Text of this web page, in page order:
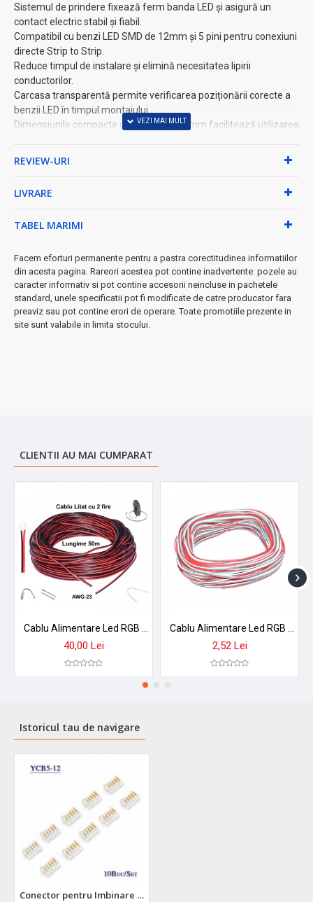
Sistemul de prindere fixează ferm banda LED și asigură un
contact electric stabil și fiabil.
Compatibil cu benzi LED SMD de 12mm și 5 pini pentru conexiuni
directe Strip to Strip.
Reduce timpul de instalare și elimină necesitatea lipirii
conductorilor.
Carcasa transparentă permite verificarea poziționării corecte a
benzii LED în timpul montajului.
Dimensiunile compacte de 14 × 10 × 5,2 mm facilitează utilizarea
Ideal pentru prelungirea benzilor LED, realizarea instalațiilor noi și
iluminat decorativ și proiecte profesionale.
mai multe lucrări de instalare.
UTILIZARE
Îmbinare benzi LED SMD 12mm
Conectare Strip to Strip
Prelungirea benzilor LED
Repararea instalațiilor LED
Dimensiuni conector: 14 × 10 × 5,2 mm
Montaj: Fără lipire
Material carcasă: Policarbonat transparent
Material contacte: Cupru placat
Culoare: Transparent
Conținut pachet: Set 10 conectori
REVIEW-URI
LIVRARE
TABEL MARIMI
Facem eforturi permanente pentru a pastra corectitudinea informatiilor
din acesta pagina. Rareori acestea pot contine inadvertente: pozele au
caracter informativ si pot contine accesorii neincluse in pachetele
standard, unele specificatii pot fi modificate de catre producator fara
preaviz sau pot contine erori de operare. Toate promotiile prezente in
site sunt valabile in limita stocului.
CLIENTII AU MAI CUMPARAT
40,00 Lei 2,52 Lei
Istoricul tau de navigare
Conector pentru Imbinare Banda LED SMD 12mm 5 Pini Strip to Strip Set 10 Buc DALBI YCB5P-12